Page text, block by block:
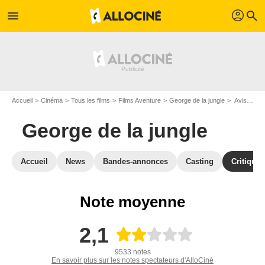
menu profil search
Accueil Cinéma Tous les films Films Aventure George de la jungle Avis sur George de la jungle
George de la jungle
Accueil News Bandes-annonces Casting
Note moyenne
2,1
9533 notes
En savoir plus sur les notes spectateurs d'AlloCiné